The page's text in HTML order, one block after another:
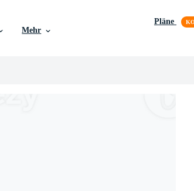
Mehr
Pläne